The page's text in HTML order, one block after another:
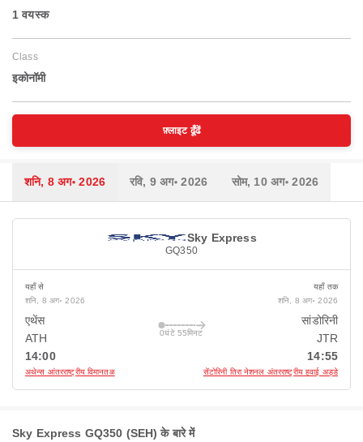
1 वयस्‍क
Class
इकोनॉमी
फ़्लाइट ढूँढें
शनि, 8 अग॰ 2026 रवि, 9 अग॰ 2026 सोम, 10 अग॰ 2026
Sky Express
GQ350
यहाँ से
शनि, 8 अग॰ 2026
एथेंस
ATH
14:00
अथेन्स आंतरराष्ट्रीय विमानतळ
0घंटे 55मिनट
यहाँ तक
शनि, 8 अग॰ 2026
सांडोरिनी
JTR
14:55
सेंटोरिनी तिरा नेशनल अंतरराष्ट्रीय हवाई अड्डे
Sky Express GQ350 (SEH) के बारे में